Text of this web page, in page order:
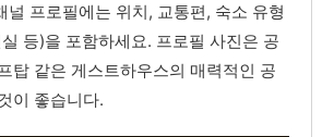
널 프로필에는 위치, 교통편, 숙소 유형
등)을 포함하세요. 프로필 사진은 공
탑 같은 게스트하우스의 매력적인 공
이 좋습니다.